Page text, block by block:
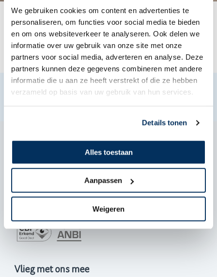
We gebruiken cookies om content en advertenties te
personaliseren, om functies voor social media te bieden
en om ons websiteverkeer te analyseren. Ook delen we
informatie over uw gebruik van onze site met onze
partners voor social media, adverteren en analyse. Deze
partners kunnen deze gegevens combineren met andere
informatie die u aan ze heeft verstrekt of die ze hebben
verzameld op basis van uw gebruik van hun services.
Details tonen
Alles toestaan
Aanpassen
Weigeren
Swipe om een teampagina te kiezen
Ga terug naar alle acties voor
2025: Oiltrade
Zoek een actie of actievoerder
Vlieg met ons mee
De Zanden 57-A, PA Teuge
Geef een gift
NL 40 ABNA0558345808